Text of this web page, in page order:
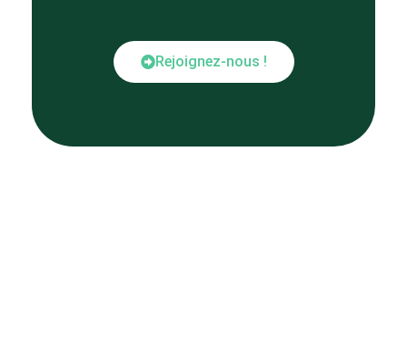
Rejoignez-nous !